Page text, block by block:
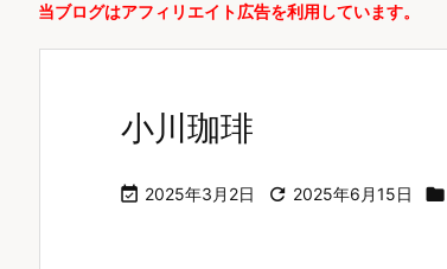
当ブログはアフィリエイト広告を利用しています。
小川珈琲
 2025年3月2日  2025年6月15日 